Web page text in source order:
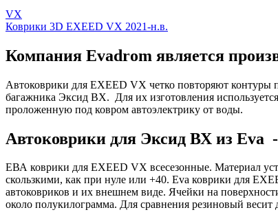
VX
Коврики 3D EXEED VX 2021-н.в.
Компания Evadrom является
Автоковрики для EXEED VX четко повторяют контуры
багажника Эксид ВХ. Для их изготовления
проложенную под ковром автоэлектрику от воды.
Автоковрики для Эксид ВХ из Eva
ЕВА коврики для EXEED VX всесезонные. Материал
скользкими, как при нуле или +40. Eva коврики для
автоковриков и их внешнем виде. Ячейки на
около полукилограмма. Для сравнения резиновый